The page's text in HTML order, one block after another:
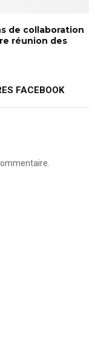
de collaboration
réunion des
FACEBOOK